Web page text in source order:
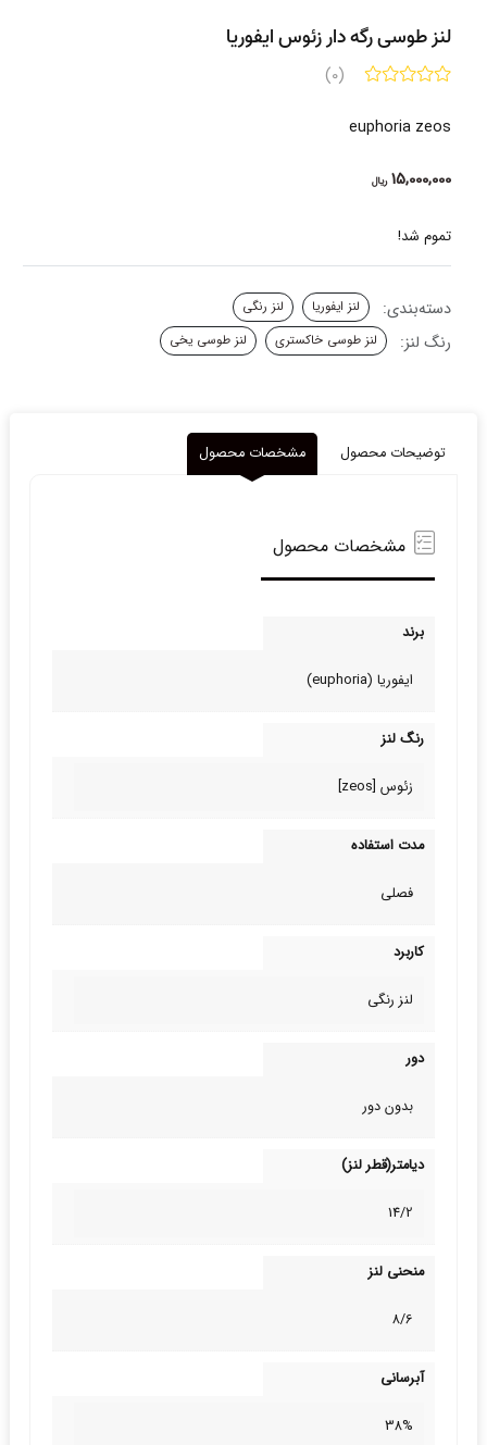
لنز طوسی رگه دار زئوس ایفوریا
(0)
euphoria zeos
15,000,000 ریال
تموم شد!
دسته‌بندی: لنز ایفوریا لنز رنگی
رنگ لنز: لنز طوسی خاکستری لنز طوسی یخی
توضیحات محصول مشخصات محصول
مشخصات محصول
برند
ایفوریا (euphoria)
رنگ لنز
زئوس [zeos]
مدت استفاده
فصلی
کاربرد
لنز رنگی
دور
بدون دور
دیامتر(قطر لنز)
14/2
منحنی لنز
8/6
آبرسانی
38%